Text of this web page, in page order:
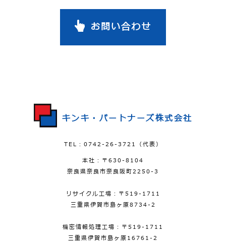
お問い合わせ
キンキ・パートナーズ株式会社
TEL：0742-26-3721（代表）
本社：〒630-8104
奈良県奈良市奈良阪町2250-3
リサイクル工場：〒519-1711
三重県伊賀市島ヶ原8734-2
機密情報処理工場：〒519-1711
三重県伊賀市島ヶ原16761-2